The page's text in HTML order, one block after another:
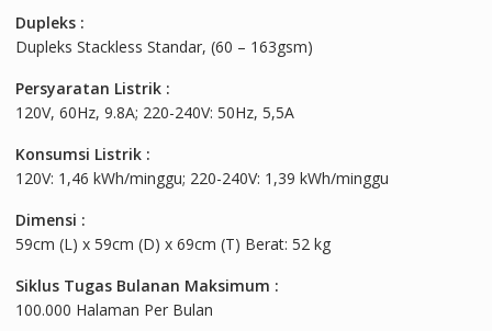
Dupleks :
Dupleks Stackless Standar, (60 – 163gsm)
Persyaratan Listrik :
120V, 60Hz, 9.8A; 220-240V: 50Hz, 5,5A
Konsumsi Listrik :
120V: 1,46 kWh/minggu; 220-240V: 1,39 kWh/minggu
Dimensi :
59cm (L) x 59cm (D) x 69cm (T) Berat: 52 kg
Siklus Tugas Bulanan Maksimum :
100.000 Halaman Per Bulan